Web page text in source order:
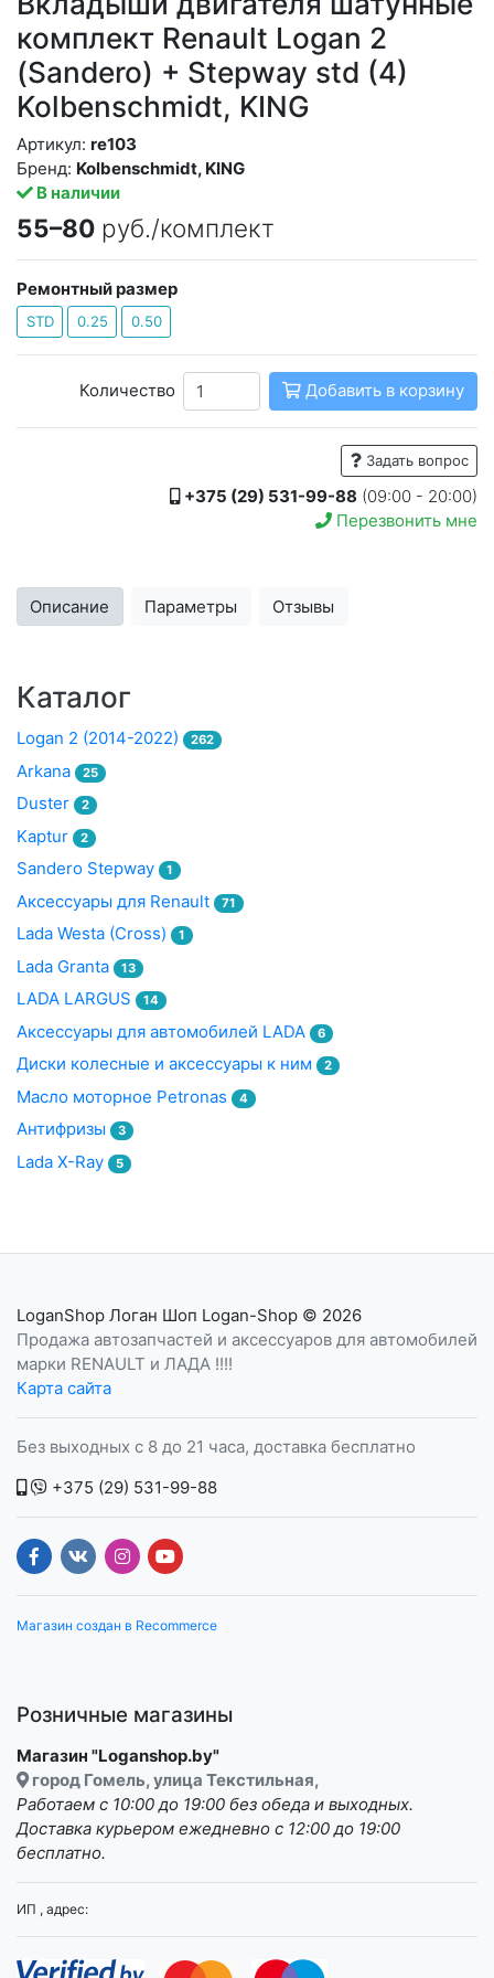
комплект Renault Logan 2
(Sandero) + Stepway std (4)
Kolbenschmidt, KING
В наличии
Бренд: Kolbenschmidt, KING
Артикул: re103
55–80 руб./комплект
Ремонтный размер
STD 0.25 0.50
Количество Добавить в корзину
Задать вопрос
+375 (29) 531-99-88 (09:00 - 20:00)
Перезвонить мне
Описание Параметры Отзывы
Каталог
Logan 2 (2014-2022) 262
Arkana 25
Duster 2
Kaptur 2
Sandero Stepway 1
Аксессуары для Renault 71
Lada Westa (Cross) 1
Lada Granta 13
LADA LARGUS 14
Аксессуары для автомобилей LADA 6
Диски колесные и аксессуары к ним 2
Масло моторное Petronas 4
Антифризы 3
Lada X-Ray 5
LoganShop Логан Шоп Logan-Shop © 2026
Продажа автозапчастей и аксессуаров для автомобилей
марки RENAULT и ЛАДА !!!!
Карта сайта
Без выходных с 8 до 21 часа, доставка бесплатно
+375 (29) 531-99-88
Магазин создан в Recommerce
Розничные магазины
Магазин "Loganshop.by"
город Гомель, улица Текстильная,
Работаем с 10:00 до 19:00 без обеда и выходных.
Доставка курьером ежедневно с 12:00 до 19:00
бесплатно.
ИП , адрес: